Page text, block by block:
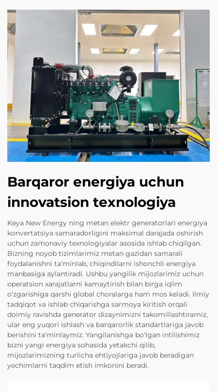
Barqaror energiya uchun
innovatsion texnologiya
Keya New Energy ning metan elektr generatorlari energiya
konvertatsiya samaradorligini maksimal darajada oshirish
uchun zamonaviy texnologiyalar asosida ishlab chiqilgan.
Bizning noyob tizimlarimiz metan gazidan samarali
foydalanishni ta'minlab, chiqindilarni ishonchli energiya
manbasiga aylantiradi. Ushbu yangilik mijozlarimiz uchun
operatsion xarajatlarni kamaytirish bilan birga iqlim
o'zgarishiga qarshi global choralarga ham mos keladi. Ilmiy
tadqiqot va ishlab chiqarishga sarmoya kiritish orqali
doimiy ravishda generator dizaynimizni takomillashtiramiz,
ular eng yuqori ishlash va barqarorlik standartlariga javob
berishini ta'minlaymiz. Yangilanishga bo'lgan intilishimiz
bizni yangi energiya sohasida yetakchi qilib,
mijozlarimizning turlicha ehtiyojlariga javob beradigan
yechimlarni taqdim etish imkonini beradi.